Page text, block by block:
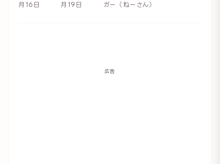
月16日
月19日
ガー（ねーさん）
広告